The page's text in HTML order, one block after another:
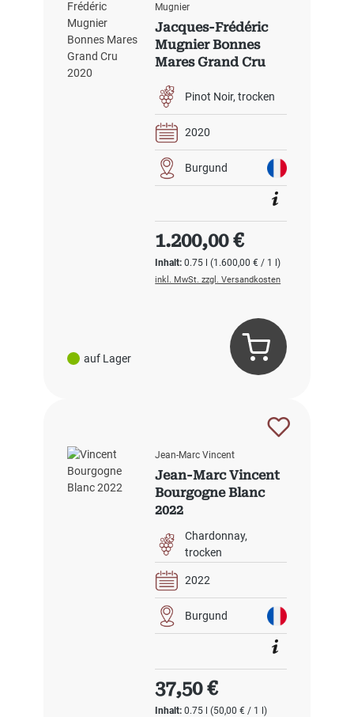
auf Lager
Mugnier
Jacques-Frédéric
Mugnier Bonnes
Mares Grand Cru
Pinot Noir trocken
2020
Burgund
Inhalt:0.75 l(1.600,00 € / 1 l)
Regulärer Preis:
1.200,00 €
inkl. MwSt. zzgl. Versandkosten
Jean-Marc Vincent
Jean-Marc Vincent
Bourgogne Blanc
2022
Chardonnay
trocken
2022
Burgund
Inhalt:0.75 l(50,00 € / 1 l)
Regulärer Preis:
37,50 €